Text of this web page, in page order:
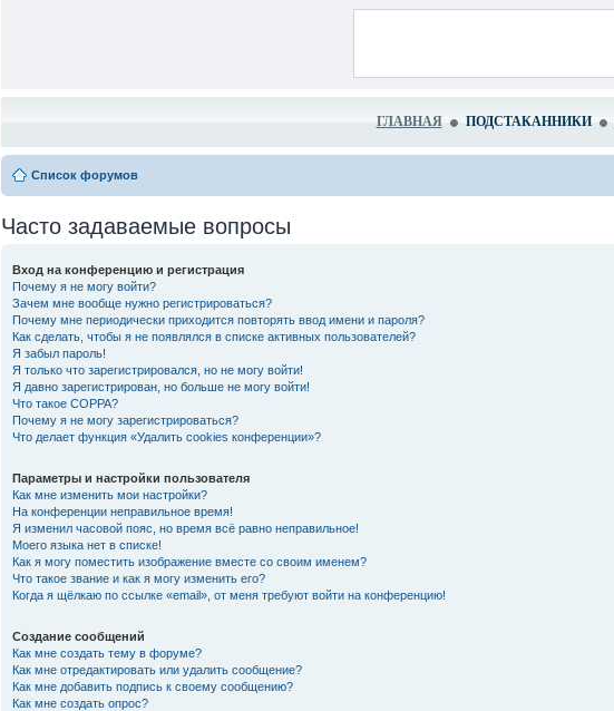
ГЛАВНАЯ ПОДСТАКАННИКИ
Список форумов
Часто задаваемые вопросы
Вход на конференцию и регистрация
Почему я не могу войти?
Зачем мне вообще нужно регистрироваться?
Почему мне периодически приходится повторять ввод имени и пароля?
Как сделать, чтобы я не появлялся в списке активных пользователей?
Я забыл пароль!
Я только что зарегистрировался, но не могу войти!
Я давно зарегистрирован, но больше не могу войти!
Что такое COPPA?
Почему я не могу зарегистрироваться?
Что делает функция «Удалить cookies конференции»?
Параметры и настройки пользователя
Как мне изменить мои настройки?
На конференции неправильное время!
Я изменил часовой пояс, но время всё равно неправильное!
Моего языка нет в списке!
Как я могу поместить изображение вместе со своим именем?
Что такое звание и как я могу изменить его?
Когда я щёлкаю по ссылке «email», от меня требуют войти на конференцию!
Создание сообщений
Как мне создать тему в форуме?
Как мне отредактировать или удалить сообщение?
Как мне добавить подпись к своему сообщению?
Как мне создать опрос?